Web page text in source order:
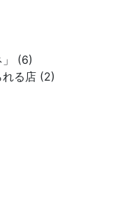
」 (6)
れる店 (2)